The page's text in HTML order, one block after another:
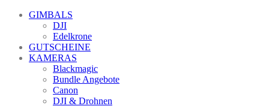
GIMBALS
DJI
Edelkrone
GUTSCHEINE
KAMERAS
Blackmagic
Bundle Angebote
Canon
DJI & Drohnen